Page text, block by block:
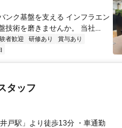
ンク基盤を支える インフラエン
技術を磨きませんか。 当社...
者歓迎 研修あり
賞与あり
タッフ